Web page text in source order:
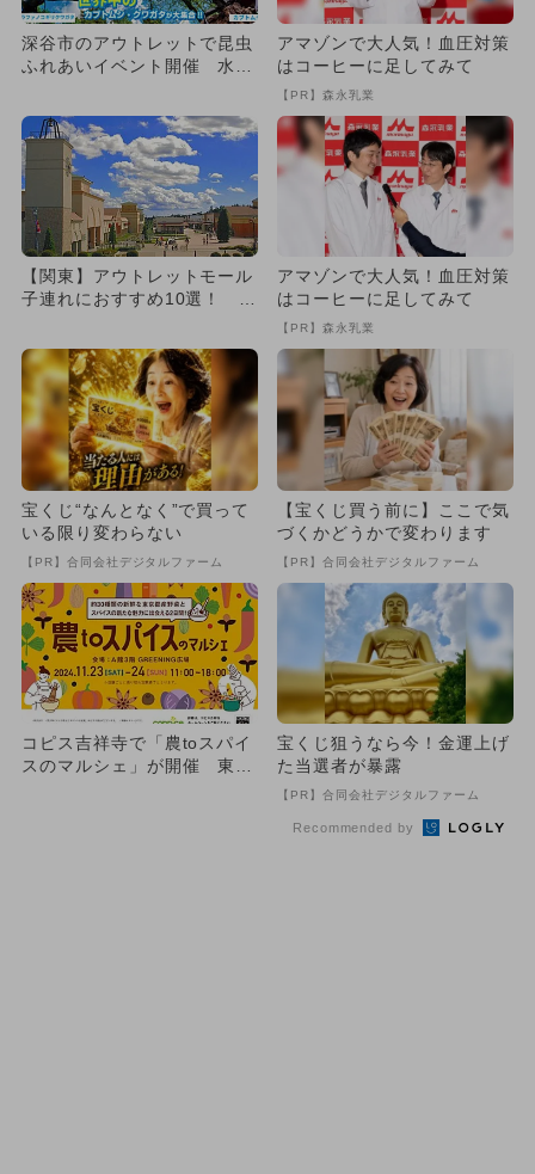
深谷市のアウトレットで昆虫
ふれあいイベント開催 水遊
アマゾンで大人気！血圧対策
はコーヒーに足してみて
【PR】森永乳業
【関東】アウトレットモール
子連れにおすすめ10選！ 遊
アマゾンで大人気！血圧対策
はコーヒーに足してみて
【PR】森永乳業
宝くじ“なんとなく”で買って
いる限り変わらない
【PR】合同会社デジタルファーム
【宝くじ買う前に】ここで気
づくかどうかで変わります
【PR】合同会社デジタルファーム
コピス吉祥寺で「農toスパイ
スのマルシェ」が開催 東京
宝くじ狙うなら今！金運上げ
た当選者が暴露
【PR】合同会社デジタルファーム
Recommended by